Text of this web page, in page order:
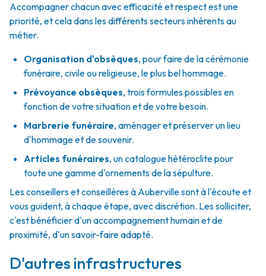
Accompagner chacun avec efficacité et respect est une
priorité, et cela dans les différents secteurs inhérents au
métier.
Organisation d'obsèques, pour faire de la cérémonie
funéraire, civile ou religieuse, le plus bel hommage.
Prévoyance obsèques, trois formules possibles en
fonction de votre situation et de votre besoin.
Marbrerie funéraire, aménager et préserver un lieu
d'hommage et de souvenir.
Articles funéraires, un catalogue hétéroclite pour
toute une gamme d'ornements de la sépulture.
Les conseillers et conseillères à Auberville sont à l'écoute et
vous guident, à chaque étape, avec discrétion. Les solliciter,
c'est bénéficier d'un accompagnement humain et de
proximité, d'un savoir-faire adapté.
D'autres infrastructures